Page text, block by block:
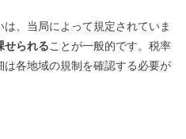
、当局によって規定されていま
せられることが一般的です。税率
各地域の規制を確認する必要が